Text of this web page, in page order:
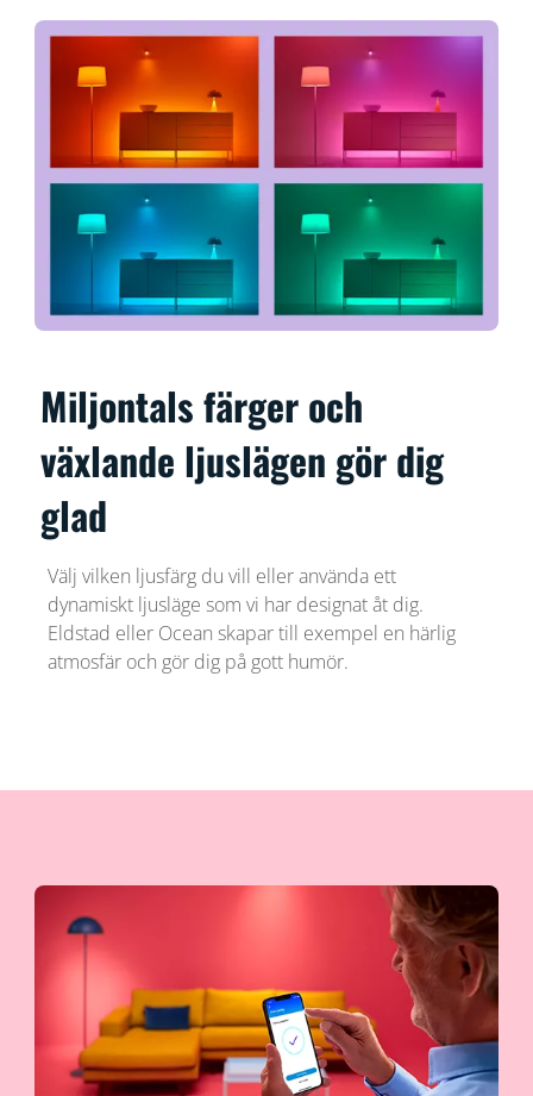
Miljontals färger och
växlande ljuslägen gör dig
glad
Välj vilken ljusfärg du vill eller använda ett
dynamiskt ljusläge som vi har designat åt dig.
Eldstad eller Ocean skapar till exempel en härlig
atmosfär och gör dig på gott humör.